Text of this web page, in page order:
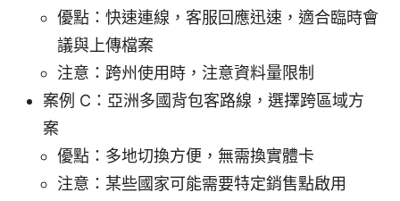
優點：快速連線，客服回應迅速，適合臨時會
議與上傳檔案
注意：跨州使用時，注意資料量限制
案例 C：亞洲多國背包客路線，選擇跨區域方
案
優點：多地切換方便，無需換實體卡
注意：某些國家可能需要特定銷售點啟用